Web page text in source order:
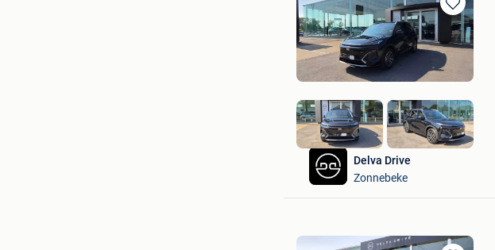
Bewaren
in
Mijn
Favorieten
Delva Drive
Zonnebeke